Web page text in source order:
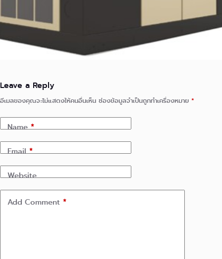
Leave a Reply
อีเมลของคุณจะไม่แสดงให้คนอื่นเห็น ช่องข้อมูลจำเป็นถูกทำเครื่องหมาย *
Name*
Email*
Website
Add Comment *